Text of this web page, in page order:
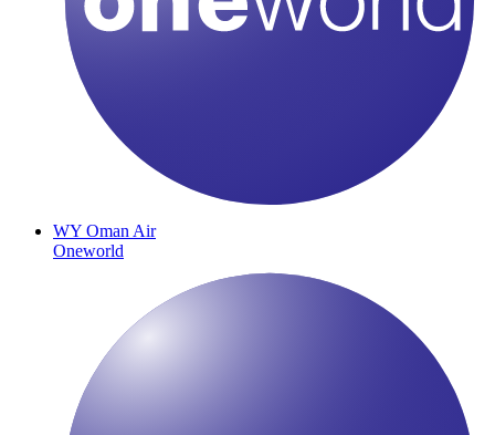
WY Oman Air
Oneworld